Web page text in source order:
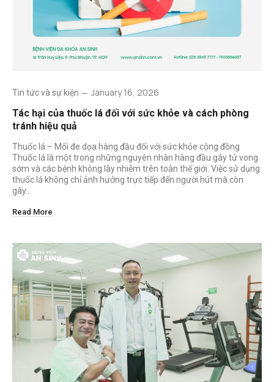
January 16, 2026
Tin tức và sự kiện
Tác hại của thuốc lá đối với sức khỏe và cách phòng
tránh hiệu quả
Thuốc lá – Mối đe dọa hàng đầu đối với sức khỏe cộng đồng
Thuốc lá là một trong những nguyên nhân hàng đầu gây tử vong
sớm và các bệnh không lây nhiễm trên toàn thế giới. Việc sử dụng
thuốc lá không chỉ ảnh hưởng trực tiếp đến người hút mà còn
gây…
Read More